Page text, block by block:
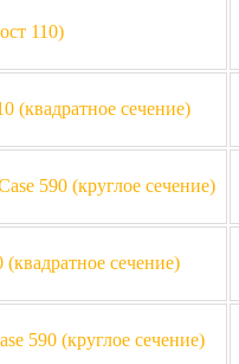
110)
(квадратное сечение)
590 (круглое сечение)
сечение)
590 (круглое сечение)